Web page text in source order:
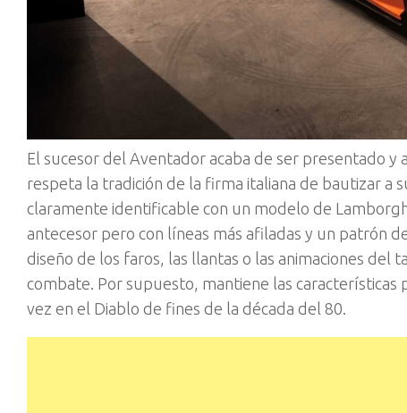
El sucesor del Aventador acaba de ser presentado
respeta la tradición de la firma italiana de bautizar a
claramente identificable con un modelo de
antecesor pero con líneas más afiladas y un patrón
diseño de los faros, las llantas o las animaciones del
combate. Por supuesto, mantiene las
vez en el Diablo de fines de la década del 80.